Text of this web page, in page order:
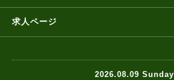
求人ページ
2026.08.09 Sunday